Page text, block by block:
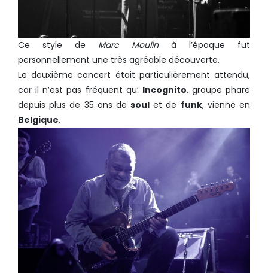
Ce style de Marc Moulinà l’époque fut
personnellement une très agréable découverte.
Le deuxième concert était particulièrement attendu,
car il n’est pas fréquent qu’ Incognito, groupe phare
depuis plus de 35 ans desoul et de funk, vienne en
Belgique.